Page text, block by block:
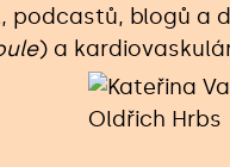
podcastů, blogů a
) a